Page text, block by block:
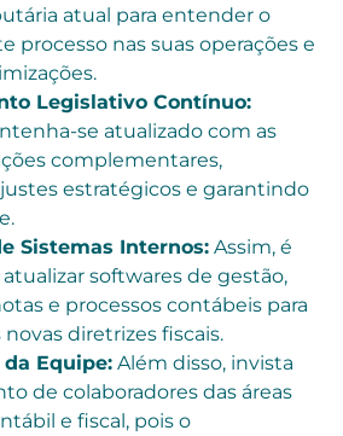
atual para entender o
processo nas suas operações e
Legislativo Contínuo:
se atualizado com as
complementares,
estratégicos e garantindo
Sistemas Internos: Assim, é
softwares de gestão,
e processos contábeis para
novas diretrizes fiscais.
Equipe: Além disso, invista
de colaboradores das áreas
e fiscal, pois o